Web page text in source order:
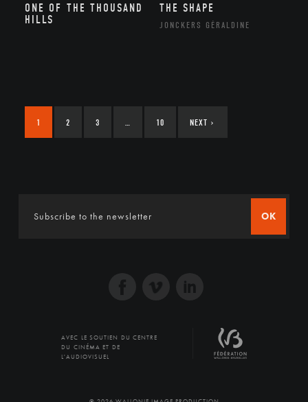
ONE OF THE THOUSAND
HILLS
THE SHAPE
JONCKERS GÉRALDINE
1 2 3 10 NEXT ›
OK
AVEC LE SOUTIEN DU CENTRE
DU CINÉMA ET DE
L'AUDIOVISUEL